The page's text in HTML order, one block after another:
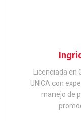
Licenciada
UNICA con
manejo de